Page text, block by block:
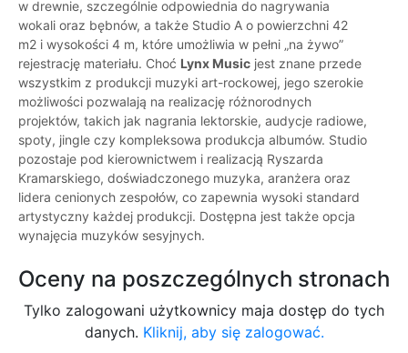
w drewnie, szczególnie odpowiednia do nagrywania
wokali oraz bębnów, a także Studio A o powierzchni 42
m2 i wysokości 4 m, które umożliwia w pełni „na żywo”
rejestrację materiału. Choć Lynx Music jest znane przede
wszystkim z produkcji muzyki art-rockowej, jego szerokie
możliwości pozwalają na realizację różnorodnych
projektów, takich jak nagrania lektorskie, audycje radiowe,
spoty, jingle czy kompleksowa produkcja albumów. Studio
pozostaje pod kierownictwem i realizacją Ryszarda
Kramarskiego, doświadczonego muzyka, aranżera oraz
lidera cenionych zespołów, co zapewnia wysoki standard
artystyczny każdej produkcji. Dostępna jest także opcja
wynajęcia muzyków sesyjnych.
Oceny na poszczególnych stronach
Tylko zalogowani użytkownicy maja dostęp do tych
danych. Kliknij, aby się zalogować.